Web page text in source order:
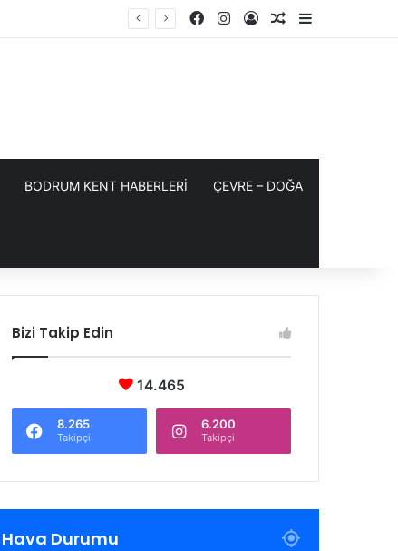
Facebook
InstagramKayıt OlRastgele Makale
BODRUM KENT HABERLERİ ÇEVRE – DOĞA
Bizi Takip Edin
14.465
8.265
Takipçi
6.200
Takipçi
Hava Durumu